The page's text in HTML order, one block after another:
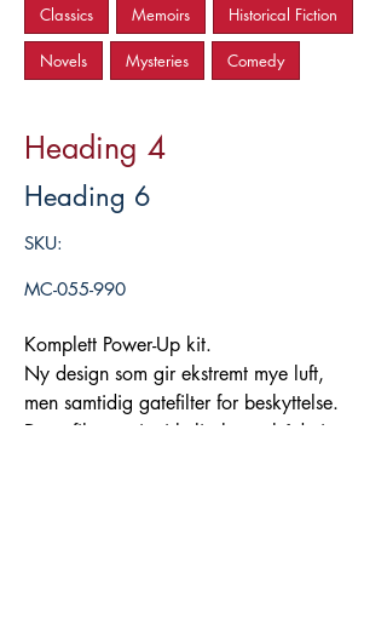
Classics Memoirs Historical Fiction
Novels Mysteries Comedy
Heading 4
Heading 6
SKU:
MC-055-990
Komplett Power-Up kit.
Ny design som gir ekstremt mye luft,
men samtidig gatefilter for beskyttelse.
Dette filteret gir virkelig boost både i